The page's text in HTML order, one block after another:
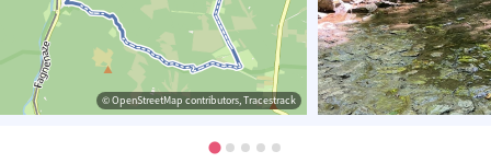
© OpenStreetMap contributors, Tracestrack